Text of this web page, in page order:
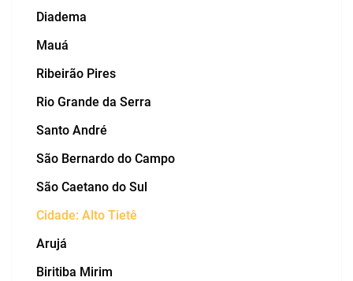
Diadema
Mauá
Ribeirão Pires
Rio Grande da Serra
Santo André
São Bernardo do Campo
São Caetano do Sul
Cidade: Alto Tietê
Arujá
Biritiba Mirim